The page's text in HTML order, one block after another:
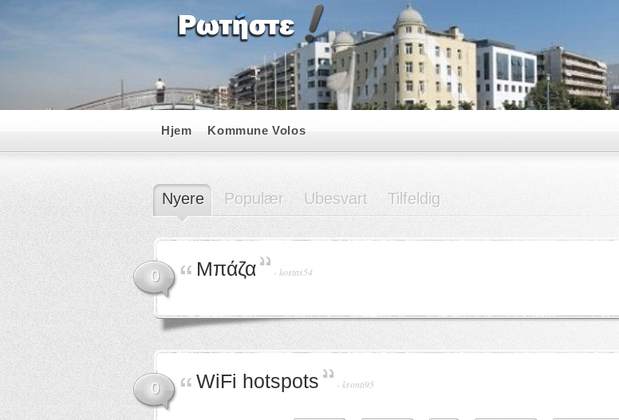
Hjem Kommune Volos
Nyere Populær Ubesvart Tilfeldig
0 Μπάζα - kostas54
0 WiFi hotspots - kronti95